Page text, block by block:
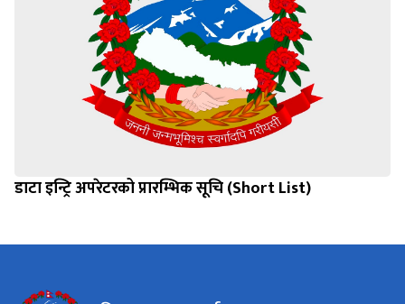
डाटा इन्ट्रि अपरेटरको प्रारम्भिक सूचि (Short List)